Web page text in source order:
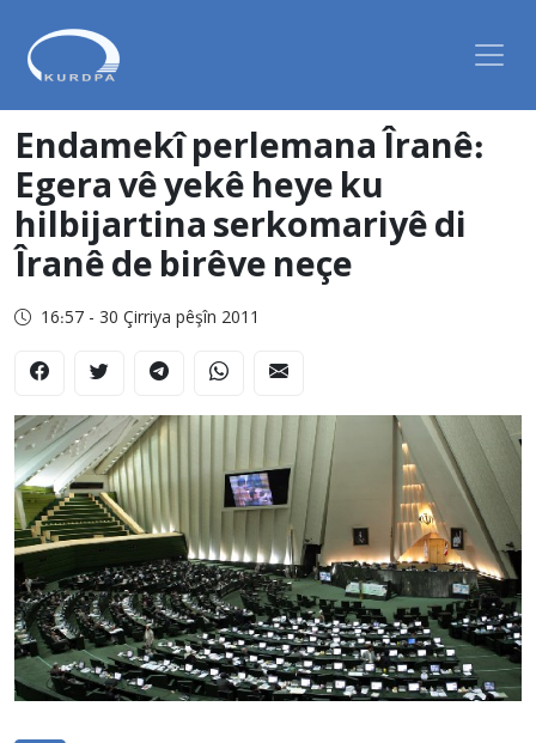
Endamekî perlemana Îranê:
Egera vê yekê heye ku
hilbijartina serkomariyê di
Îranê de birêve neçe
16:57 - 30 Çirriya pêşîn 2011